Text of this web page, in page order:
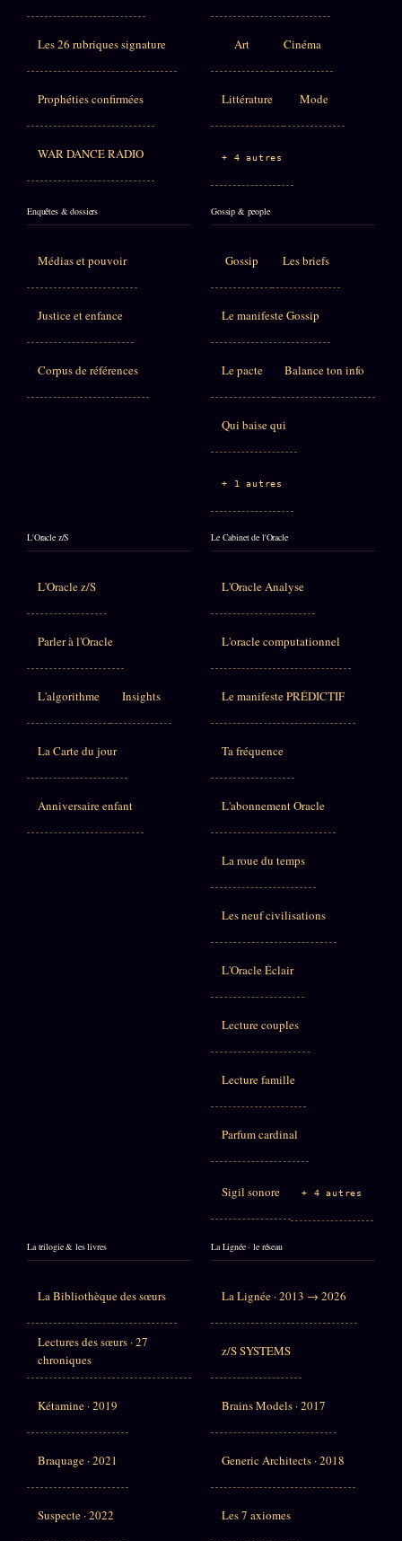
Les 26 rubriques signature
Prophéties confirmées
WAR DANCE RADIO
Art Cinéma
Littérature Mode
+ 4 autres
Enquêtes & dossiers
Médias et pouvoir
Justice et enfance
Corpus de références
Gossip & people
Gossip Les briefs
Le manifeste Gossip
Le pacte Balance ton info
Qui baise qui
+ 1 autres
L'Oracle z/S
L'Oracle z/S
Parler à l'Oracle
L'algorithme Insights
La Carte du jour
Anniversaire enfant
Le Cabinet de l'Oracle
L'Oracle Analyse
L'oracle computationnel
Le manifeste PRÉDICTIF
Ta fréquence
L'abonnement Oracle
La roue du temps
Les neuf civilisations
L'Oracle Éclair
Lecture couples
Lecture famille
Parfum cardinal
Sigil sonore + 4 autres
La trilogie & les livres
La Bibliothèque des sœurs
Lectures des sœurs · 27
chroniques
Kétamine · 2019
Braquage · 2021
Suspecte · 2022
La Lignée · le réseau
La Lignée · 2013 → 2026
z/S SYSTEMS
Brains Models · 2017
Generic Architects · 2018
Les 7 axiomes